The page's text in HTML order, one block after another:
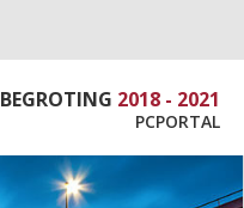
BEGROTING 2018 - 2021
PCPORTAL